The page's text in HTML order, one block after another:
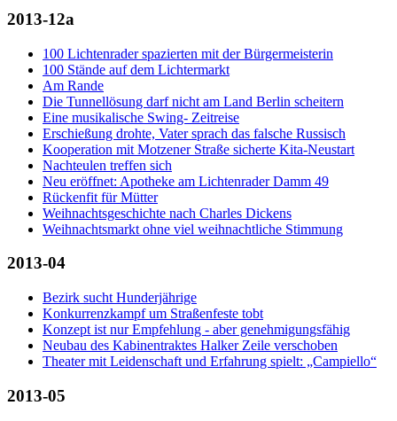
2013-12a
100 Lichtenrader spazierten mit der Bürgermeisterin
100 Stände auf dem Lichtermarkt
Am Rande
Die Tunnellösung darf nicht am Land Berlin scheitern
Eine musikalische Swing- Zeitreise
Erschießung drohte, Vater sprach das falsche Russisch
Kooperation mit Motzener Straße sicherte Kita-Neustart
Nachteulen treffen sich
Neu eröffnet: Apotheke am Lichtenrader Damm 49
Rückenfit für Mütter
Weihnachtsgeschichte nach Charles Dickens
Weihnachtsmarkt ohne viel weihnachtliche Stimmung
2013-04
Bezirk sucht Hunderjährige
Konkurrenzkampf um Straßenfeste tobt
Konzept ist nur Empfehlung - aber genehmigungsfähig
Neubau des Kabinentraktes Halker Zeile verschoben
Theater mit Leidenschaft und Erfahrung spielt: „Campiello“
2013-05